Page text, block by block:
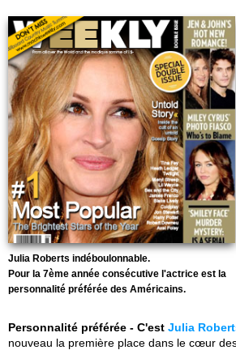
Julia Roberts indéboulonnable.
Pour la 7ème année consécutive l'actrice est la
personnalité préférée des Américains.
Personnalité préférée - C'est Julia
nouveau la première place dans le cœur